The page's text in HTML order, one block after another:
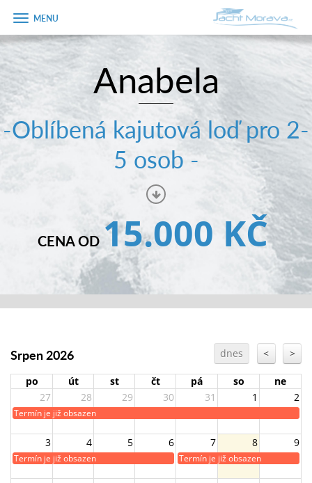
Úvodní strana
Pronájem a ceník
Plán plavby
Zobrazit
menu
Anabela
-Oblíbená kajutová loď pro 2-
5 osob -
CENA OD15.000 KČ
Srpen 2026 dnes < >
po út st čt pá so
ne
27
28 29 30 31 1 2
Termín je již obsazen
3 4 5 6 7 8 9
Termín je již obsazen Termín je již obsazen